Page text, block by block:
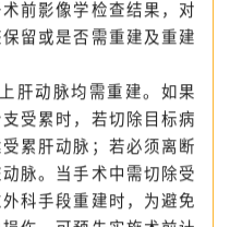
整是安全肝切除的保
脏发挥正常功能的解
前影像学检查结果，对
留或是否需重建及重建
动脉均需重建。如果
受累时，若切除目标病
累肝动脉；若必须离断